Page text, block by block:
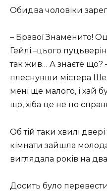
Обидва чоловіки
– Бравої Знаменито!
Гейлі.–цього
так жив… А знаєте що?
плеснувши містера
мені ще малого, і хай
що, хіба це не по
Об тій таки хвилі
кімнати зайшла
виглядала років на
Досить було